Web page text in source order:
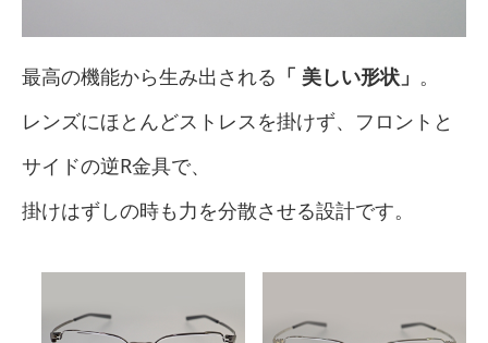
最高の機能から生み出される 「 美しい形状」 。
レンズにほとんどストレスを掛けず、フロントと
サイドの逆R金具で、
掛けはずしの時も力を分散させる設計です。